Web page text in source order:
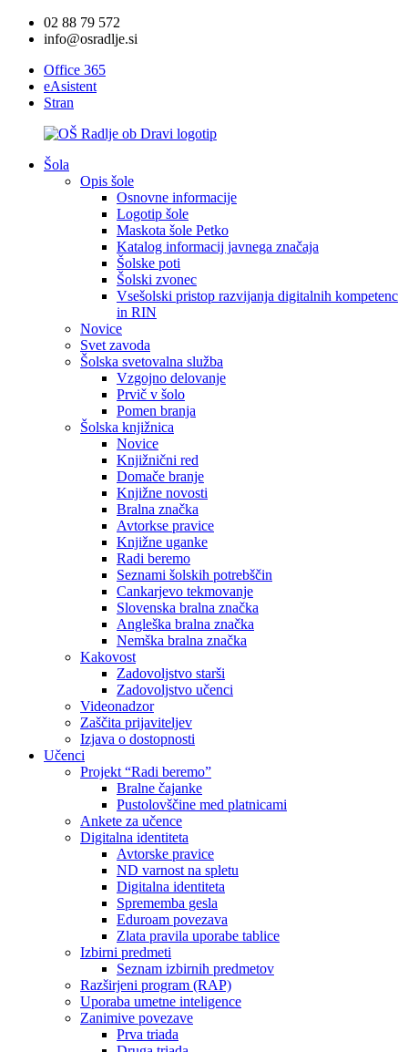
02 88 79 572
info@osradlje.si
Office 365
eAsistent
Stran
Šola
Opis šole
Osnovne informacije
Logotip šole
Maskota šole Petko
Katalog informacij javnega značaja
Šolske poti
Šolski zvonec
Vsešolski pristop razvijanja digitalnih kompetenc
in RIN
Novice
Svet zavoda
Šolska svetovalna služba
Vzgojno delovanje
Prvič v šolo
Pomen branja
Šolska knjižnica
Novice
Knjižnični red
Domače branje
Knjižne novosti
Bralna značka
Avtorkse pravice
Knjižne uganke
Radi beremo
Seznami šolskih potrebščin
Cankarjevo tekmovanje
Slovenska bralna značka
Angleška bralna značka
Nemška bralna značka
Kakovost
Zadovoljstvo starši
Zadovoljstvo učenci
Videonadzor
Zaščita prijaviteljev
Izjava o dostopnosti
Učenci
Projekt “Radi beremo”
Bralne čajanke
Pustolovščine med platnicami
Ankete za učence
Digitalna identiteta
Avtorske pravice
ND varnost na spletu
Digitalna identiteta
Sprememba gesla
Eduroam povezava
Zlata pravila uporabe tablice
Izbirni predmeti
Seznam izbirnih predmetov
Razširjeni program (RAP)
Uporaba umetne inteligence
Zanimive povezave
Prva triada